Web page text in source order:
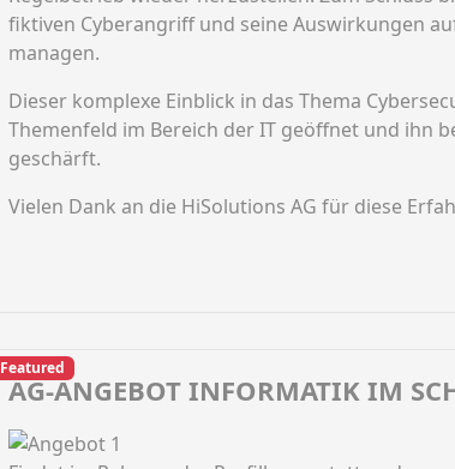
fiktiven Cyberangriff und seine Auswirkungen
managen.
Dieser komplexe Einblick in das Thema
Themenfeld im Bereich der IT geöffnet und ihn
geschärft.
Vielen Dank an die HiSolutions AG für diese
Featured
AG-ANGEBOT INFORMATIK IM